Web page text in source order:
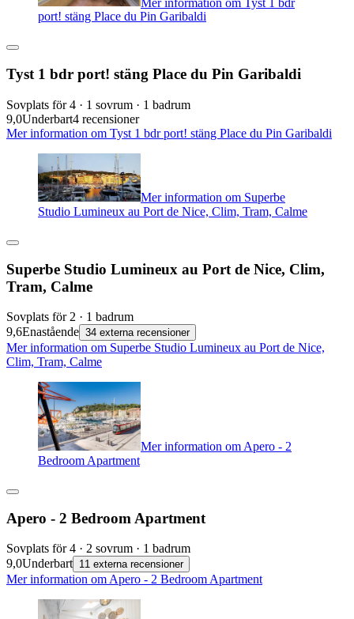
port! stäng Place du Pin Garibaldi
Tyst 1 bdr port! stäng Place du Pin Garibaldi
Sovplats för 4 · 1 sovrum · 1 badrum
9,0Underbart4 recensioner
Mer information om Tyst 1 bdr port! stäng Place du Pin Garibaldi
Mer information om Superbe
Studio Lumineux au Port de Nice, Clim, Tram, Calme
Superbe Studio Lumineux au Port de Nice, Clim,
Tram, Calme
Sovplats för 2 · 1 badrum
9,6Enastående 34 externa recensioner
Mer information om Superbe Studio Lumineux au Port de Nice,
Clim, Tram, Calme
Mer information om Apero - 2
Bedroom Apartment
Apero - 2 Bedroom Apartment
Sovplats för 4 · 2 sovrum · 1 badrum
9,0Underbart 11 externa recensioner
Mer information om Apero - 2 Bedroom Apartment